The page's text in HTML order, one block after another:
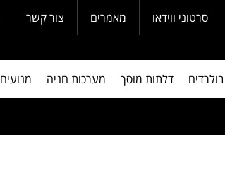
סרטוני ווידאו מאמרים צור קשר
בולרדים דלתות מוסך מערכות חניה מנועים